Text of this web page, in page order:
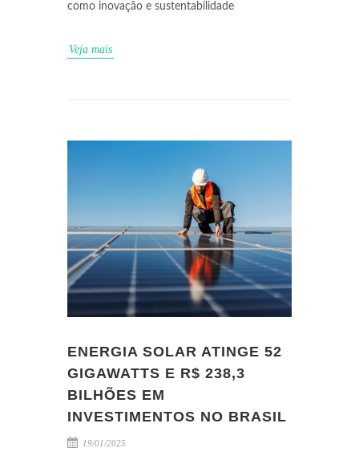
como inovação e sustentabilidade
Veja mais
ENERGIA SOLAR ATINGE 52
GIGAWATTS E R$ 238,3
BILHÕES EM
INVESTIMENTOS NO BRASIL
19/01/2025